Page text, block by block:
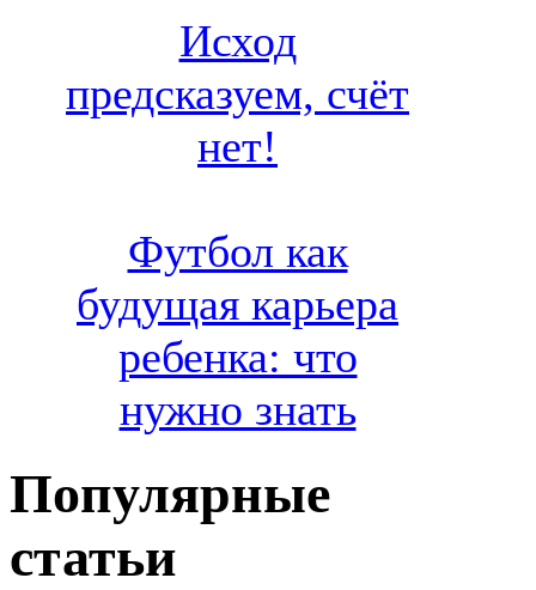
Исход
предсказуем, счёт
нет!
Футбол как
будущая карьера
ребенка: что
нужно знать
Популярные
статьи